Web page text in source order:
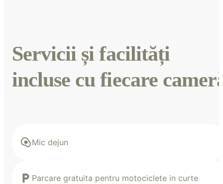
Servicii și facilități
incluse cu fiecare
Mic dejun
Parcare gratuita pentru motociclete in curte